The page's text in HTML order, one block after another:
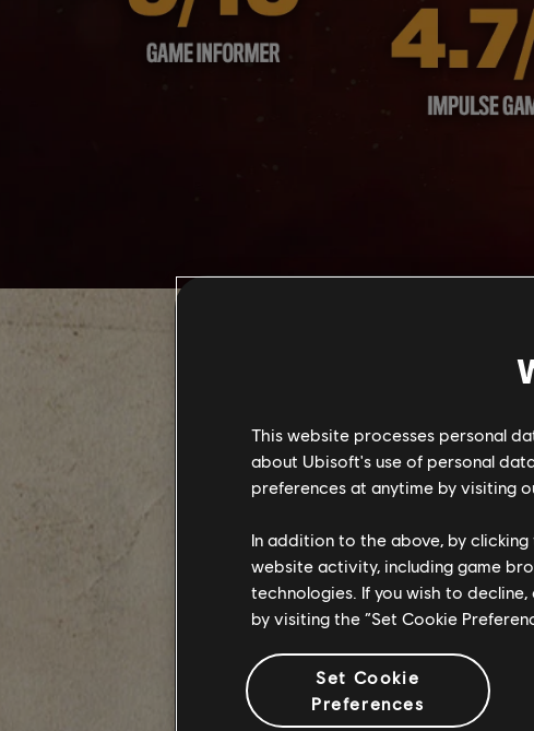
This website processes personal
about Ubisoft's use of personal
preferences at anytime by visiting
In addition to the above, by
website activity, including game
technologies. If you wish to
by visiting the “Set Cookie
Set Cookie
Preferences